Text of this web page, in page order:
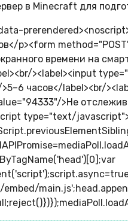
в Minecraft для
p><form
времени на
><label><input
часов</label><br/
>Не
type="text/